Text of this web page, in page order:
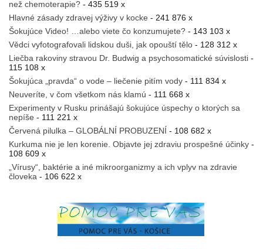
než chemoterapie? - 435 519 x
Hlavné zásady zdravej výživy v kocke - 241 876 x
Šokujúce Video! …alebo viete čo konzumujete? - 143 103 x
Vědci vyfotografovali lidskou duši, jak opouští tělo - 128 312 x
Liečba rakoviny stravou Dr. Budwig a psychosomatické súvislosti -
115 108 x
Šokujúca „pravda“ o vode – liečenie pitím vody - 111 834 x
Neuveríte, v čom všetkom nás klamú - 111 668 x
Experimenty v Rusku prinášajú šokujúce úspechy o ktorých sa
nepíše - 111 221 x
Červená pilulka – GLOBÁLNÍ PROBUZENÍ - 108 682 x
Kurkuma nie je len korenie. Objavte jej zdraviu prospešné účinky -
108 609 x
„Vírusy“, baktérie a iné mikroorganizmy a ich vplyv na zdravie
človeka - 106 622 x